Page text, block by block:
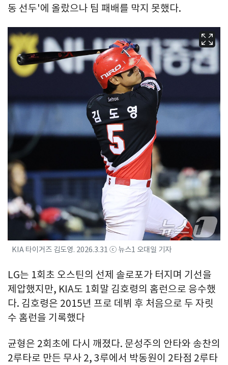
동 선두'에 올랐으나 팀 패배를 막지 못했다.
KIA 타이거즈 김도영. 2026.3.31 ⓒ 뉴스1 오대일 기자
LG는 1회초 오스틴의 선제 솔로포가 터지며 기선을
제압했지만, KIA도 1회말 김호령의 홈런으로 응수했
다. 김호령은 2015년 프로 데뷔 후 처음으로 두 자릿
수 홈런을 기록했다
균형은 2회초에 다시 깨졌다. 문성주의 안타와 송찬의
2루타로 만든 무사 2, 3루에서 박동원이 2타점 2루타